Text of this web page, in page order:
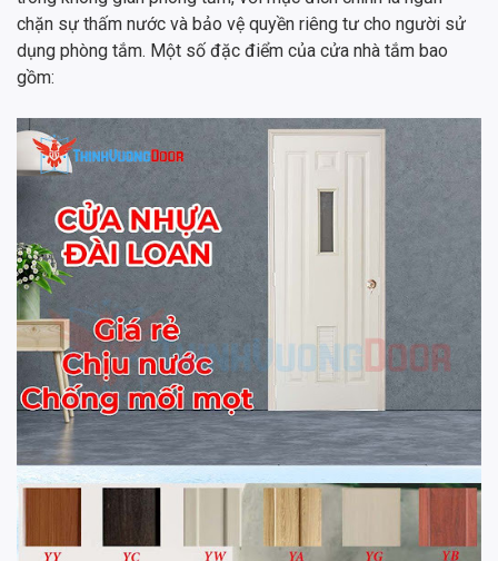
chặn sự thấm nước và bảo vệ quyền riêng tư cho người sử
dụng phòng tắm. Một số đặc điểm của cửa nhà tắm bao
gồm: